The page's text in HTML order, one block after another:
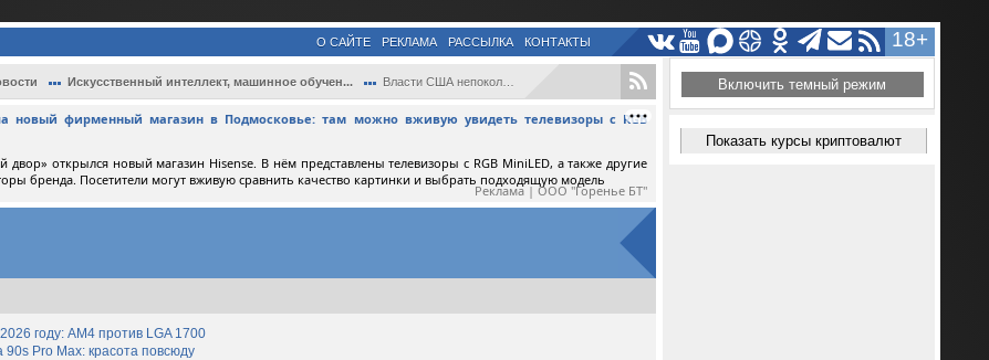
18+
О САЙТЕ РЕКЛАМА РАССЫЛКА КОНТАКТЫ
Искусственный интеллект, машинное обучен... Власти США непоколебимы в своём стремлен...
новый фирменный магазин в Подмосковье: там можно вживую увидеть телевизоры с RGB
двор» открылся новый магазин Hisense. В нём представлены телевизоры с RGB MiniLED, а также другие
бренда. Посетители могут вживую сравнить качество картинки и выбрать подходящую модель
Реклама | ООО "Горенье БТ"
году: AM4 против LGA 1700
Pro Max: красота повсюду
Включить темный режим
Показать курсы криптовалют